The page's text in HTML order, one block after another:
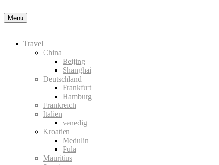
Menu
Travel
China
Beijing
Shanghai
Deutschland
Frankfurt
Hamburg
Frankreich
Italien
venedig
Kroatien
Medulin
Pula
Mauritius
Okay, thanks